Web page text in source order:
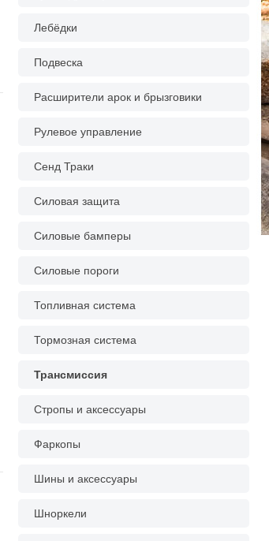
Лебёдки
Подвеска
Расширители арок и брызговики
Рулевое управление
Сенд Траки
Силовая защита
Силовые бамперы
Силовые пороги
Топливная система
Тормозная система
Трансмиссия
Стропы и аксессуары
Фаркопы
Шины и аксессуары
Шноркели